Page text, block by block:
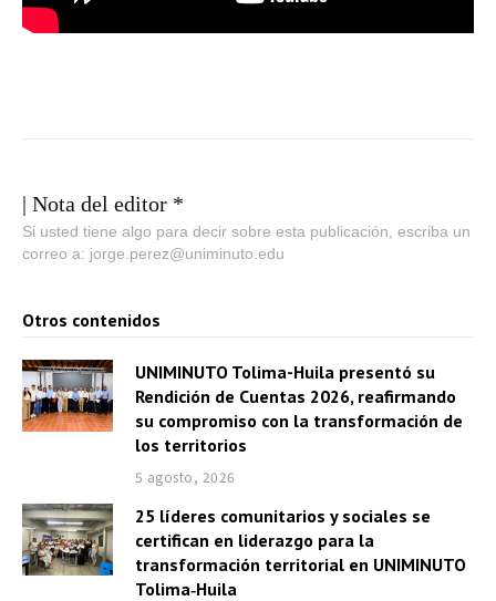
| Nota del editor *
Si usted tiene algo para decir sobre esta publicación, escriba un
correo a: jorge.perez@uniminuto.edu
Otros contenidos
UNIMINUTO Tolima-Huila presentó su
Rendición de Cuentas 2026, reafirmando
su compromiso con la transformación de
los territorios
5 agosto, 2026
25 líderes comunitarios y sociales se
certifican en liderazgo para la
transformación territorial en UNIMINUTO
Tolima‑Huila